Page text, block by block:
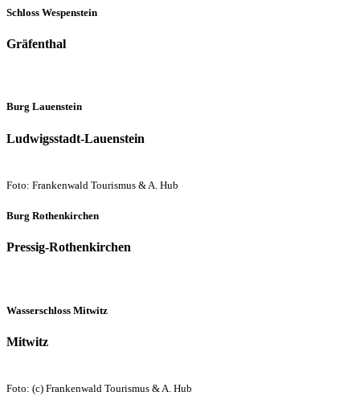
Schloss Wespenstein
Gräfenthal
Burg Lauenstein
Ludwigsstadt-Lauenstein
Foto: Frankenwald Tourismus & A. Hub
Burg Rothenkirchen
Pressig-Rothenkirchen
Wasserschloss Mitwitz
Mitwitz
Foto: (c) Frankenwald Tourismus & A. Hub